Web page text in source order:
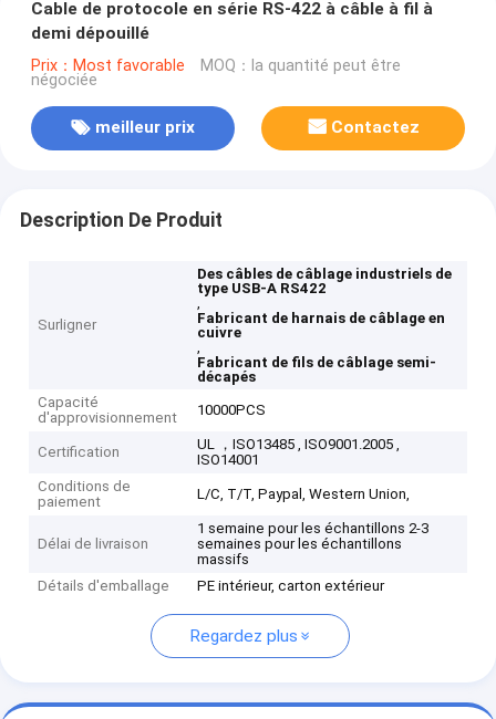
Cable de protocole en série RS-422 à câble à fil à
demi dépouillé
Prix：Most favorable MOQ：la quantité peut être
négociée
meilleur prix Contactez
Description De Produit
Surligner
Des câbles de câblage industriels de
type USB-A RS422
,
Fabricant de harnais de câblage en
cuivre
,
Fabricant de fils de câblage semi-
décapés
Capacité
d'approvisionnement
10000PCS
Certification
UL ，ISO13485 , ISO9001.2005 ,
ISO14001
Conditions de
paiement
L/C, T/T, Paypal, Western Union,
Délai de livraison
1 semaine pour les échantillons 2-3
semaines pour les échantillons
massifs
Détails d'emballage
PE intérieur, carton extérieur
Regardez plus